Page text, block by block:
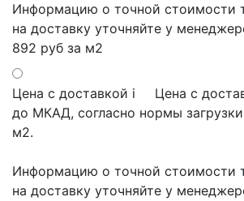
Информацию о точной стоимости
на доставку уточняйте у
892 руб за м2
Цена с доставкой i
Цена с
до МКАД, согласно нормы
м2.
Информацию о точной стоимости
на доставку уточняйте у